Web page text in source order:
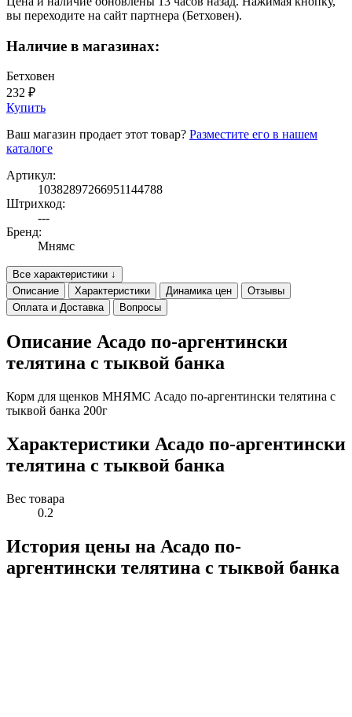
вы переходите на сайт партнера (Бетховен).
Наличие в магазинах:
Бетховен
232 ₽
Купить
Ваш магазин продает этот товар? Разместите его в нашем
каталоге
Артикул:
10382897266951144788
Штрихкод:
---
Бренд:
Мнямс
Все характеристики ↓
Описание
Характеристики Динамика цен
Отзывы
Оплата и Доставка
Вопросы
Описание Асадо по-аргентински
телятина с тыквой банка
Корм для щенков МНЯМС Асадо по-аргентински телятина с
тыквой банка 200г
Характеристики Асадо по-аргентински
телятина с тыквой банка
Вес товара
0.2
История цены на Асадо по-
аргентински телятина с тыквой банка